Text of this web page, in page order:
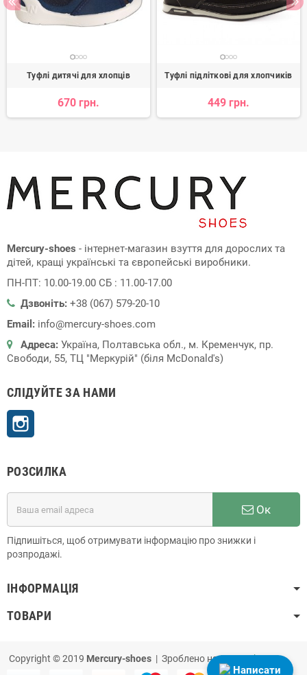
Туфлі дитячі для хлопців
670 грн.
Туфлі підліткові для хлопчиків
449 грн.
Mercury-shoes - інтернет-магазин взуття для дорослих та
дітей, кращі українські та європейські виробники.
ПН-ПТ: 10.00-19.00 СБ : 11.00-17.00
Дзвоніть: +38 (067) 579-20-10
Email: info@mercury-shoes.com
Адреса: Україна, Полтавська обл., м. Кременчук, пр.
Свободи, 55, ТЦ "Меркурій" (біля McDonald's)
СЛІДУЙТЕ ЗА НАМИ
РОЗСИЛКА
Ок
Підпишіться, щоб отримувати інформацію про знижки і
розпродажі.
ІНФОРМАЦІЯ
ТОВАРИ
Copyright © 2019 Mercury-shoes | Зроблено наPrestaShop
Написати